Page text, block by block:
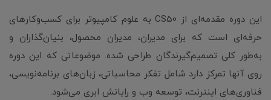
این دوره مقدمه‌ای از CS50 به علوم کامپیوتر برای کسب‌وکارهای
حرفه‌ای است که برای مدیران، مدیران محصول، بنیان‌گذاران و
به‌طور کلی تصمیم‌گیرندگان طراحی شده. موضوعاتی که این دوره
روی آنها تمرکز دارد شامل تفکر محاسباتی، زبان‌های برنامه‌نویسی،
فناوری‌های اینترنت، توسعه وب و رایانش ابری می‌شود.